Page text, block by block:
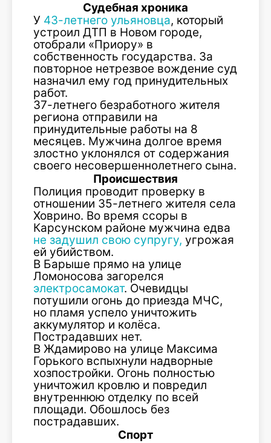
Судебная хроника
У 43-летнего ульяновца, который
устроил ДТП в Новом городе,
отобрали «Приору» в
собственность государства. За
повторное нетрезвое вождение суд
назначил ему год принудительных
работ.
37-летнего безработного жителя
региона отправили на
принудительные работы на 8
месяцев. Мужчина долгое время
злостно уклонялся от содержания
своего несовершеннолетнего сына.
Происшествия
Полиция проводит проверку в
отношении 35-летнего жителя села
Ховрино. Во время ссоры в
Карсунском районе мужчина едва
не задушил свою супругу, угрожая
ей убийством.
В Барыше прямо на улице
Ломоносова загорелся
электросамокат. Очевидцы
потушили огонь до приезда МЧС,
но пламя успело уничтожить
аккумулятор и колёса.
Пострадавших нет.
В Ждамирово на улице Максима
Горького вспыхнули надворные
хозпостройки. Огонь полностью
уничтожил кровлю и повредил
внутреннюю отделку по всей
площади. Обошлось без
пострадавших.
Спорт